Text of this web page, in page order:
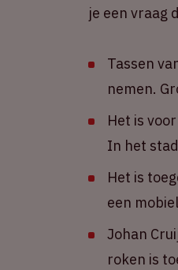
je een vraag
Tassen
nemen.
Het is
In het
Het is
een
Johan
roken is